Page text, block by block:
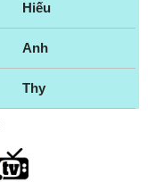
Hiếu
Anh
Thy